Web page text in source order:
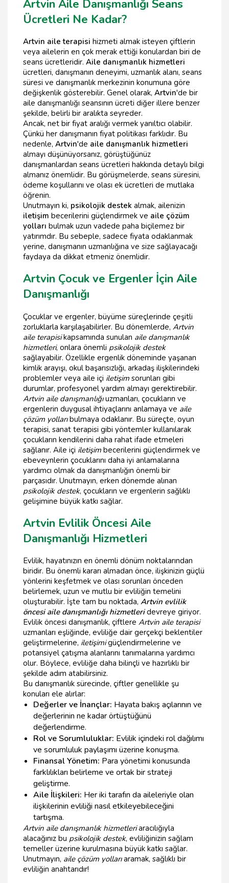
Artvin Aile Danışmanlığı Seans
Ücretleri Ne Kadar?
Artvin aile terapisi hizmeti almak isteyen çiftlerin
veya ailelerin en çok merak ettiği konulardan biri de
seans ücretleridir. Aile danışmanlık hizmetleri
ücretleri, danışmanın deneyimi, uzmanlık alanı, seans
süresi ve danışmanlık merkezinin konumuna göre
değişkenlik gösterebilir. Genel olarak, Artvin'de bir
aile danışmanlığı seansının ücreti diğer illere benzer
şekilde, belirli bir aralıkta seyreder.
Ancak, net bir fiyat aralığı vermek yanıltıcı olabilir.
Çünkü her danışmanın fiyat politikası farklıdır. Bu
nedenle, Artvin'de aile danışmanlık hizmetleri
almayı düşünüyorsanız, görüştüğünüz
danışmanlardan seans ücretleri hakkında detaylı bilgi
almanız önemlidir. Bu görüşmelerde, seans süresini,
ödeme koşullarını ve olası ek ücretleri de mutlaka
öğrenin.
Unutmayın ki, psikolojik destek almak, ailenizin
iletişim becerilerini güçlendirmek ve aile çözüm
yolları bulmak uzun vadede paha biçilemez bir
yatırımdır. Bu sebeple, sadece fiyata odaklanmak
yerine, danışmanın uzmanlığına ve size sağlayacağı
faydaya da dikkat etmeniz önemlidir.
Artvin Çocuk ve Ergenler İçin Aile
Danışmanlığı
Çocuklar ve ergenler, büyüme süreçlerinde çeşitli
zorluklarla karşılaşabilirler. Bu dönemlerde, Artvin
aile terapisikapsamında sunulan aile danışmanlık
hizmetleri, onlara önemli psikolojik destek
sağlayabilir. Özellikle ergenlik döneminde yaşanan
kimlik arayışı, okul başarısızlığı, arkadaş ilişkilerindeki
problemler veya aile içi iletişim sorunları gibi
durumlar, profesyonel yardım almayı gerektirebilir.
Artvin aile danışmanlığıuzmanları, çocukların ve
ergenlerin duygusal ihtiyaçlarını anlamaya ve aile
çözüm yollarıbulmaya odaklanır. Bu süreçte, oyun
terapisi, sanat terapisi gibi yöntemler kullanılarak
çocukların kendilerini daha rahat ifade etmeleri
sağlanır. Aile içi iletişim becerilerini güçlendirmek ve
ebeveynlerin çocuklarını daha iyi anlamalarına
yardımcı olmak da danışmanlığın önemli bir
parçasıdır. Unutmayın, erken dönemde alınan
psikolojik destek, çocukların ve ergenlerin sağlıklı
gelişimine büyük katkı sağlar.
Artvin Evlilik Öncesi Aile
Danışmanlığı Hizmetleri
Evlilik, hayatınızın en önemli dönüm noktalarından
biridir. Bu önemli kararı almadan önce, ilişkinizin güçlü
yönlerini keşfetmek ve olası sorunları önceden
belirlemek, uzun ve mutlu bir evliliğin temelini
oluşturabilir. İşte tam bu noktada, Artvin evlilik
öncesi aile danışmanlığı hizmetleridevreye giriyor.
Evlilik öncesi danışmanlık, çiftlere Artvin aile terapisi
uzmanları eşliğinde, evliliğe dair gerçekçi beklentiler
geliştirmelerine, iletişimigüçlendirmelerine ve
potansiyel çatışma alanlarını tanımalarına yardımcı
olur. Böylece, evliliğe daha bilinçli ve hazırlıklı bir
şekilde adım atabilirsiniz.
Bu danışmanlık sürecinde, çiftler genellikle şu
konuları ele alırlar:
Değerler ve İnançlar: Hayata bakış açılarının ve
değerlerinin ne kadar örtüştüğünü
değerlendirme.
Rol ve Sorumluluklar: Evlilik içindeki rol dağılımı
ve sorumluluk paylaşımı üzerine konuşma.
Finansal Yönetim: Para yönetimi konusunda
farklılıkları belirleme ve ortak bir strateji
geliştirme.
Aile İlişkileri: Her iki tarafın da aileleriyle olan
ilişkilerinin evliliği nasıl etkileyebileceğini
tartışma.
Artvin aile danışmanlık hizmetleriaracılığıyla
alacağınız bu psikolojik destek, evliliğinizin sağlam
temeller üzerine kurulmasına büyük katkı sağlar.
Unutmayın, aile çözüm yollarıaramak, sağlıklı bir
evliliğin anahtarıdır!